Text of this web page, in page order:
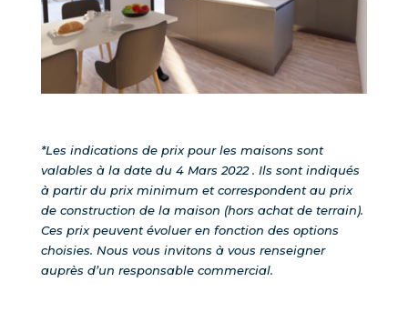
*Les indications de prix pour les maisons sont
valables à la date du 4 Mars 2022 . Ils sont indiqués
à partir du prix minimum et correspondent au prix
de construction de la maison (hors achat de terrain).
Ces prix peuvent évoluer en fonction des options
choisies. Nous vous invitons à vous renseigner
auprès d’un responsable commercial.